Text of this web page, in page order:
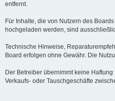
entfernt.
Für Inhalte, die von Nutzern des
hochgeladen werden, sind
Technische Hinweise,
Board erfolgen ohne Gewähr. Die
Der Betreiber übernimmt keine
Verkaufs- oder Tauschgeschäfte